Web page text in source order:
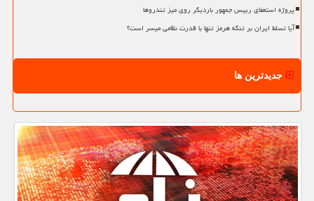
پروژه استعفای رییس جمهور باردیگر روی میز تندروها
آیا تسلط ایران بر تنگه هرمز تنها با قدرت نظامی میسر است؟
جدیدترین ها